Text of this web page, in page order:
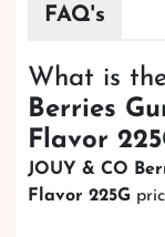
FAQ's
What is
Berries
Flavor
JOUY & CO
Flavor 225G